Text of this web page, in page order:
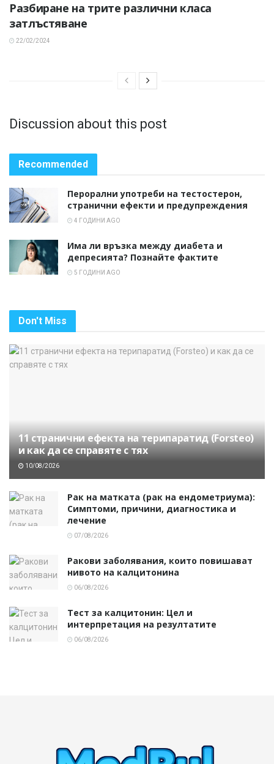
Разбиране на трите различни класа
затлъстяване
22/02/2024
Discussion about this post
Recommended
Перорални употреби на тестостерон,
странични ефекти и предупреждения
4 ГОДИНИ AGO
Има ли връзка между диабета и
депресията? Познайте фактите
5 ГОДИНИ AGO
Don't Miss
11 странични ефекта на терипаратид (Forsteo)
и как да се справяте с тях
10/08/2026
Рак на матката (рак на ендометриума):
Симптоми, причини, диагностика и
лечение
07/08/2026
Ракови заболявания, които повишават
нивото на калцитонина
06/08/2026
Тест за калцитонин: Цел и
интерпретация на резултатите
06/08/2026